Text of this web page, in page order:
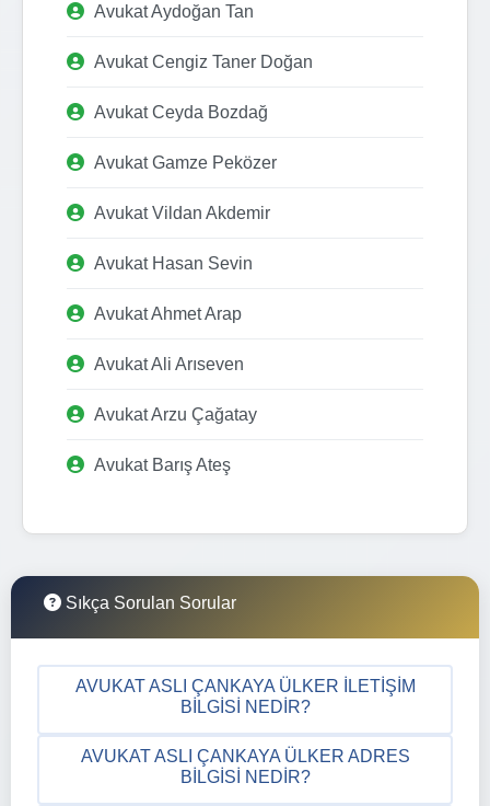
Avukat Aydoğan Tan
Avukat Cengiz Taner Doğan
Avukat Ceyda Bozdağ
Avukat Gamze Peközer
Avukat Vildan Akdemir
Avukat Hasan Sevin
Avukat Ahmet Arap
Avukat Ali Arıseven
Avukat Arzu Çağatay
Avukat Barış Ateş
Sıkça Sorulan Sorular
AVUKAT ASLI ÇANKAYA ÜLKER İLETIŞIM
BILGISI NEDIR?
AVUKAT ASLI ÇANKAYA ÜLKER ADRES
BILGISI NEDIR?